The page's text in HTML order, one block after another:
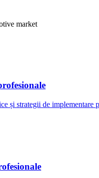
market
și strategii de